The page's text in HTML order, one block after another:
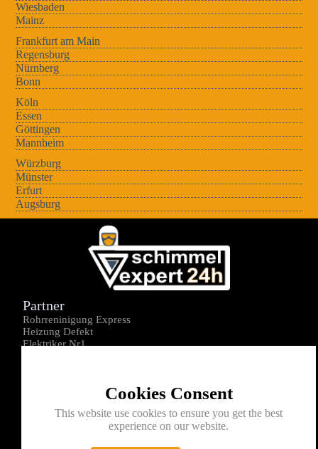
Wiesbaden
Mainz
Frankfurt am Main
Regensburg
Nürnberg
Bonn
Köln
Essen
Göttingen
Mannheim
Würzburg
Münster
Erfurt
Augsburg
Cookies Consent
This website use cookies to ensure you get the best
experience on our website.
Partner
Rohrreninigung Express
Heizung Defekt
Elektriker Nr1
Kontakt